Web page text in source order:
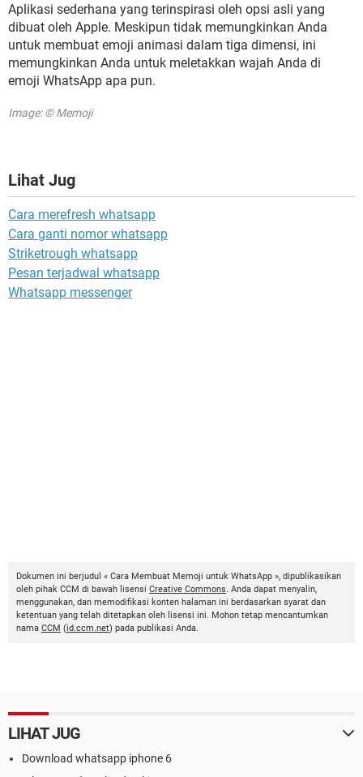
Aplikasi sederhana yang terinspirasi oleh opsi asli yang
dibuat oleh Apple. Meskipun tidak memungkinkan Anda
untuk membuat emoji animasi dalam tiga dimensi, ini
memungkinkan Anda untuk meletakkan wajah Anda di
emoji WhatsApp apa pun.
Image: © Memoji
Lihat Jug
Cara merefresh whatsapp
Cara ganti nomor whatsapp
Striketrough whatsapp
Pesan terjadwal whatsapp
Whatsapp messenger
Dokumen ini berjudul « Cara Membuat Memoji untuk WhatsApp », dipublikasikan
oleh pihak CCM di bawah lisensi Creative Commons. Anda dapat menyalin,
menggunakan, dan memodifikasi konten halaman ini berdasarkan syarat dan
ketentuan yang telah ditetapkan oleh lisensi ini. Mohon tetap mencantumkan
nama CCM (id.ccm.net) pada publikasi Anda.
LIHAT JUG
Download whatsapp iphone 6